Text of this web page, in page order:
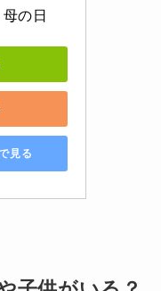
の日
見る